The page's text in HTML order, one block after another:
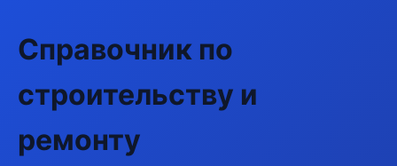
Справочник по
строительству и
ремонту